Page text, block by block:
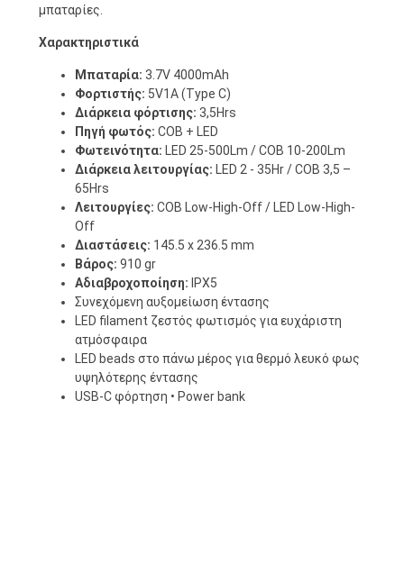
μπαταρίες.
Χαρακτηριστικά
Μπαταρία: 3.7V 4000mAh
Φορτιστής: 5V1A (Type C)
Διάρκεια φόρτισης: 3,5Hrs
Πηγή φωτός: COB + LED
Φωτεινότητα: LED 25-500Lm / COB 10-200Lm
Διάρκεια λειτουργίας: LED 2 - 35Hr / COB 3,5 –
65Hrs
Λειτουργίες: COB Low-High-Off / LED Low-High-
Off
Διαστάσεις: 145.5 x 236.5 mm
Βάρος: 910 gr
Αδιαβροχοποίηση: IPX5
Συνεχόμενη αυξομείωση έντασης
LED filament ζεστός φωτισμός για ευχάριστη
ατμόσφαιρα
LED beads στο πάνω μέρος για θερμό λευκό φως
υψηλότερης έντασης
USB-C φόρτηση • Power bank